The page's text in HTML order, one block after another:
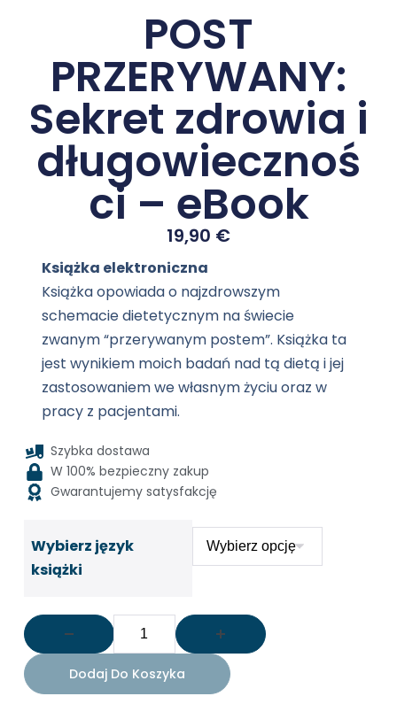
POST
PRZERYWANY:
Sekret zdrowia i
długowiecznoś
ci – eBook
19,90 €
Książka elektroniczna
Książka opowiada o najzdrowszym
schemacie dietetycznym na świecie
zwanym “przerywanym postem”. Książka ta
jest wynikiem moich badań nad tą dietą i jej
zastosowaniem we własnym życiu oraz w
pracy z pacjentami.
Szybka dostawa
W 100% bezpieczny zakup
Gwarantujemy satysfakcję
Wybierz język
książki
Dodaj Do Koszyka